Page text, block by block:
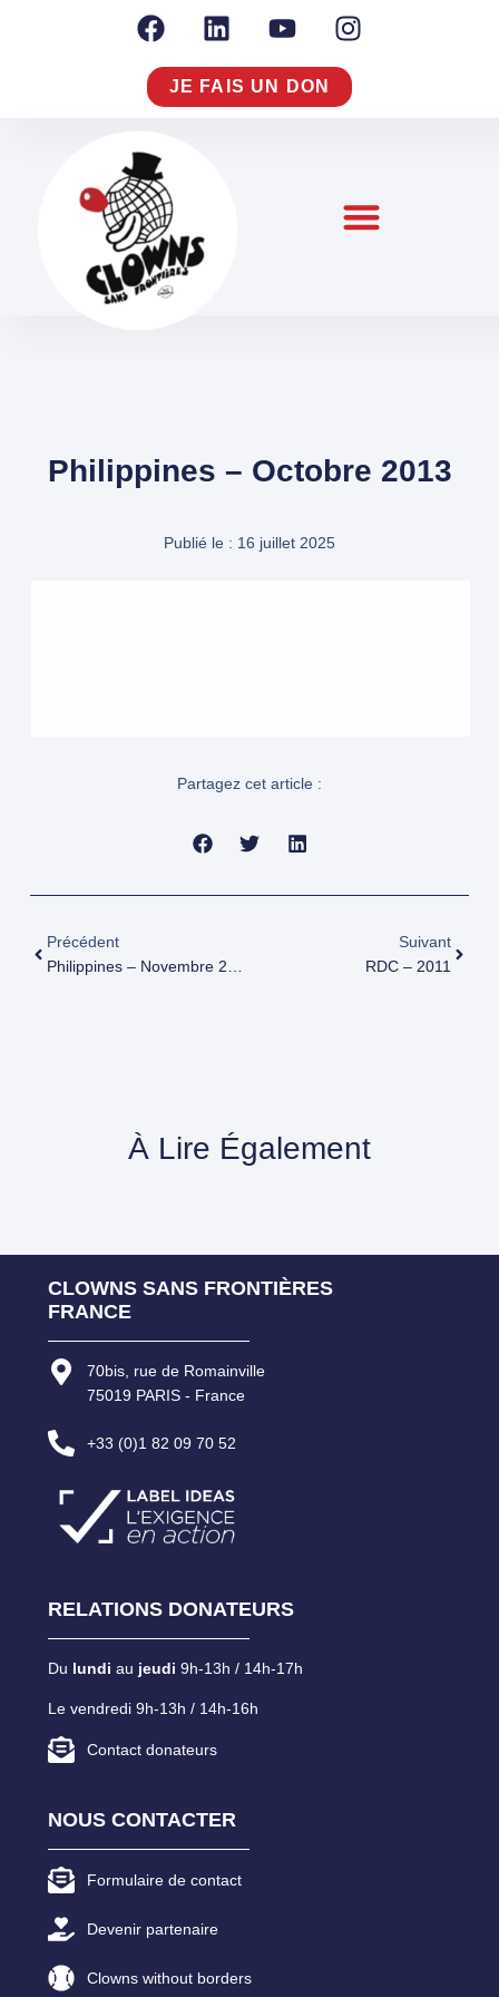
JE FAIS UN DON
Philippines – Octobre 2013
Publié le : 16 juillet 2025
Partagez cet article :
Précédent
Philippines – Novembre 2013
Suivant
RDC – 2011
À Lire Également
CLOWNS SANS FRONTIÈRES
FRANCE
70bis, rue de Romainville
75019 PARIS - France
+33 (0)1 82 09 70 52
RELATIONS DONATEURS
Du lundi au jeudi 9h-13h / 14h-17h
Le vendredi 9h-13h / 14h-16h
Contact donateurs
NOUS CONTACTER
Formulaire de contact
Devenir partenaire
Clowns without borders